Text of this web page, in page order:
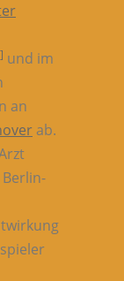
und im
an
ab.